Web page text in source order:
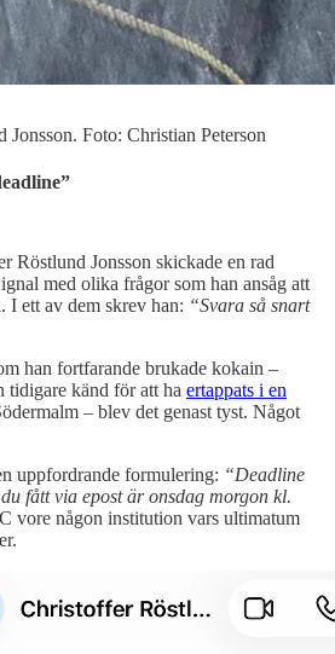
Jonsson. Foto: Christian Peterson
Röstlund Jonsson skickade en rad
med olika frågor som han ansåg att
I ett av dem skrev han: “Svara så snart
han fortfarande brukade kokain –
tidigare känd för att ha ertappats i en
– blev det genast tyst. Något
uppfordrande formulering: “Deadline
fått via epost är onsdag morgon kl.
vore någon institution vars ultimatum